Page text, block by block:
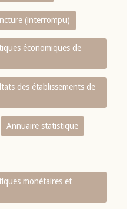
(interrompu)
économiques de
des établissements de
Annuaire statistique
monétaires et